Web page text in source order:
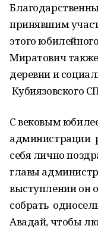
принявшим
этого
Миратович
деревни и
Кубиязовского
С вековым
администрации
себя лично
главы
выступлении он
собрать
Авадай, чтобы